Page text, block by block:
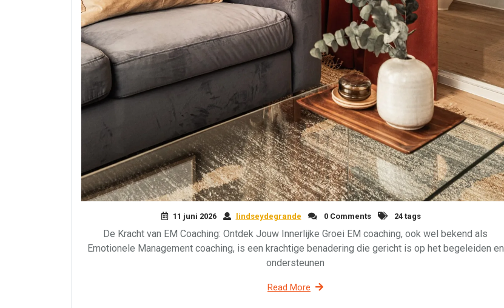
11 juni 2026 lindseydegrande 0 Comments 24 tags
De Kracht van EM Coaching: Ontdek Jouw Innerlijke Groei EM coaching, ook wel bekend als
Emotionele Management coaching, is een krachtige benadering die gericht is op het begeleiden en
ondersteunen
Read More